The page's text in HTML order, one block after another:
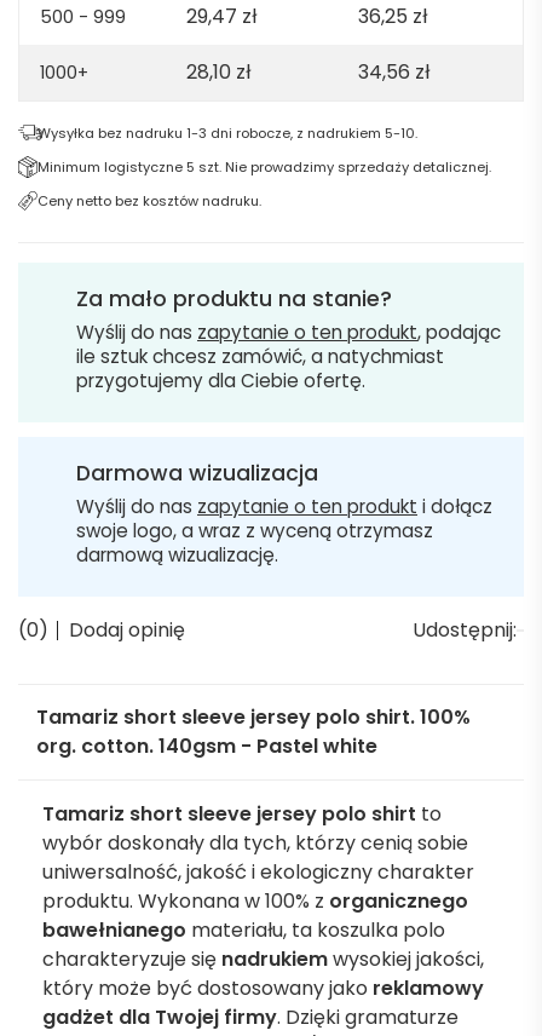
500 - 999 29,47 zł 36,25 zł
1000+ 28,10 zł 34,56 zł
Wysyłka bez nadruku 1-3 dni robocze, z nadrukiem 5-10.
Minimum logistyczne 5 szt. Nie prowadzimy sprzedaży detalicznej.
Ceny netto bez kosztów nadruku.
Za mało produktu na stanie?
Wyślij do nas zapytanie o ten produkt, podając
ile sztuk chcesz zamówić, a natychmiast
przygotujemy dla Ciebie ofertę.
Darmowa wizualizacja
Wyślij do nas zapytanie o ten produkt i dołącz
swoje logo, a wraz z wyceną otrzymasz
darmową wizualizację.
(0) Dodaj opinię Udostępnij:
Tamariz short sleeve jersey polo shirt. 100%
org. cotton. 140gsm - Pastel white
Tamariz short sleeve jersey polo shirt to
wybór doskonały dla tych, którzy cenią sobie
uniwersalność, jakość i ekologiczny charakter
produktu. Wykonana w 100% z organicznego
bawełnianego materiału, ta koszulka polo
charakteryzuje się nadrukiemwysokiej jakości,
który może być dostosowany jako reklamowy
gadżet dla Twojej firmy. Dzięki gramaturze